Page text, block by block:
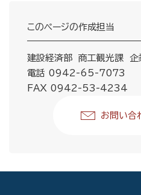
このページの作成担当
建設経済部 商工観光課 企
電話 0942-65-7073
FAX 0942-53-4234
お問い合